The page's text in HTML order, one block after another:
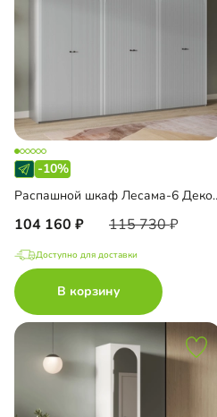
-10%
104 160 115 730
Доступно для доставки
В корзину